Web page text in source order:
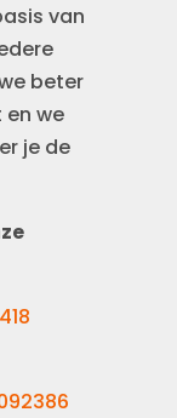
van
beter
we
je de